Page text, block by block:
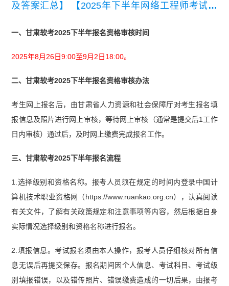
及答案汇总】
【2025年下半年网络工程师考试基
一、甘肃软考2025下半年报名资格审核时间
2025年8月26日9:00至9月2日18:00。
二、甘肃软考2025下半年报名资格审核办法
考生网上报名后，由甘肃省人力资源和社会保障厅对考生报名填
报信息及照片进行网上审核，等待网上审核（通常是提交后1工作
日内审核）通过后，及时网上缴费完成报名工作。
三、甘肃软考2025下半年报名流程
1.选择级别和资格名称。报考人员须在规定的时间内登录中国计
算机技术职业资格网（https://www.ruankao.org.cn），认真阅读
有关文件，了解有关政策规定和注意事项等内容，然后根据自身
实际情况选择级别和资格名称进行报名。
2.填报信息。考试报名须由本人操作，报考人员仔细核对所有信
息无误后再提交保存。报名期间因个人信息、考试科目、考试级
别填报错误，以及错传照片、错误缴费造成的一切后果，由报考